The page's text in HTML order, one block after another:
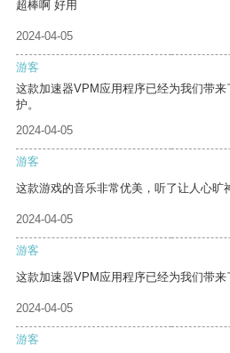
超棒啊 好用
2024-04-05
游客
这款加速器VPM应用程序已经为我们带
护。
2024-04-05
游客
这款游戏的音乐非常优美，听了让人心旷
2024-04-05
游客
这款加速器VPM应用程序已经为我们带来
2024-04-05
游客